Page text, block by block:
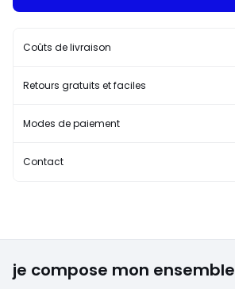
Coûts de livraison
Retours gratuits et faciles
Modes de paiement
Contact
je compose mon ensemble